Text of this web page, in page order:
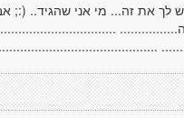
את זה... מי אני שהגיד.. (:;